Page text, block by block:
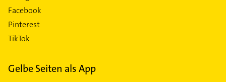
Facebook
Pinterest
TikTok
Gelbe Seiten als App